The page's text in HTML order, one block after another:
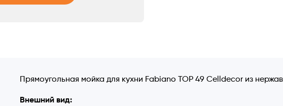
Прямоугольная мойка для кухни Fabiano TOP 49 Celldecor из
Внешний вид: